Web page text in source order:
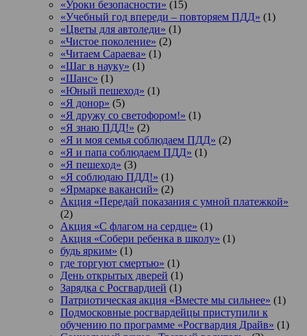
«Уроки безопасности» (15)
«Учебный год впереди – повторяем ПДД» (1)
«Цветы для автоледи» (1)
«Чистое поколение» (2)
«Читаем Сараева» (1)
«Шаг в науку» (1)
«Шанс» (1)
«Юный пешеход» (1)
«Я донор» (5)
«Я дружу со светофором!» (1)
«Я знаю ПДД!» (2)
«Я и моя семья соблюдаем ПДД» (2)
«Я и папа соблюдаем ПДД» (1)
«Я пешеход» (3)
«Я соблюдаю ПДД!» (1)
«Ярмарке вакансий» (2)
Акция «Передай показания с умной платежкой»
(2)
Акция «С флагом на сердце» (1)
Акция «Собери ребенка в школу» (1)
будь ярким» (1)
где торгуют смертью» (1)
День открытых дверей (1)
Зарядка с Росгвардией (1)
Патриотическая акция «Вместе мы сильнее» (1)
Подмосковные росгвардейцы приступили к
обучению по программе «Росгвардия Драйв» (1)